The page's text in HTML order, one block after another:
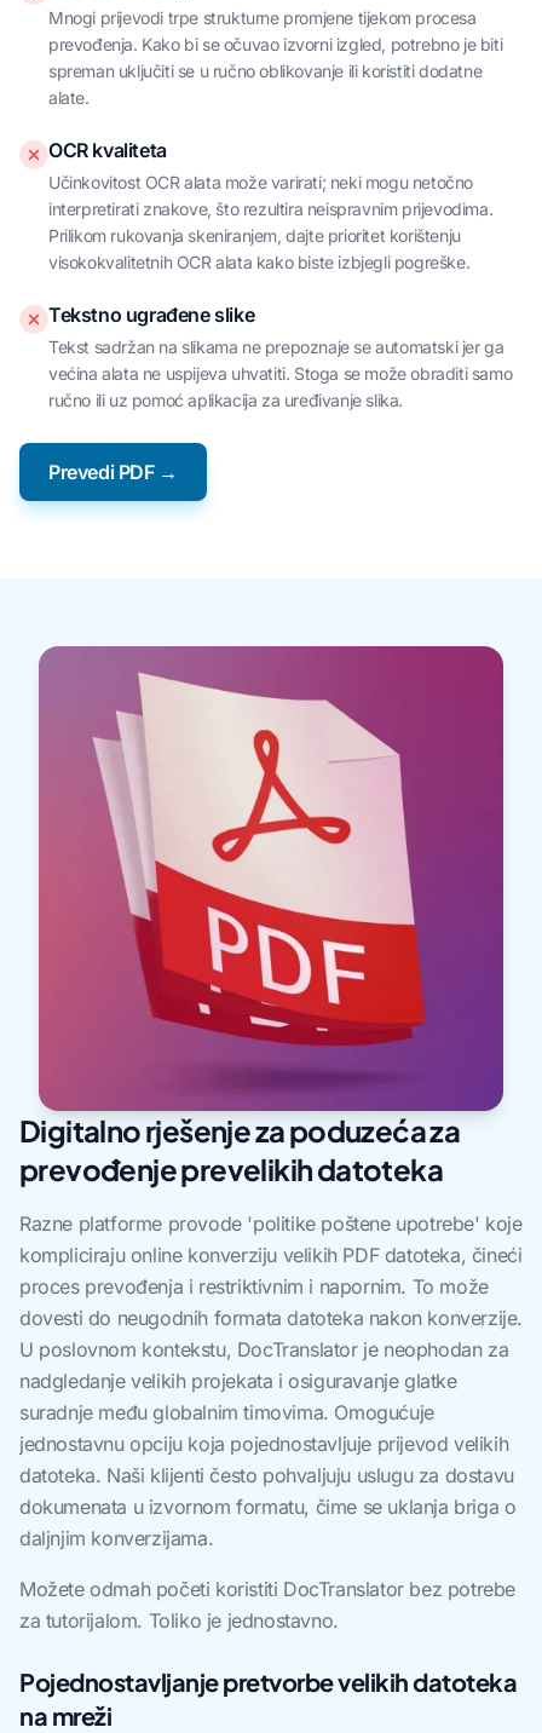
Mnogi prijevodi trpe strukturne promjene tijekom procesa
prevođenja. Kako bi se očuvao izvorni izgled, potrebno je biti
spreman uključiti se u ručno oblikovanje ili koristiti dodatne
alate.
OCR kvaliteta
Učinkovitost OCR alata može varirati; neki mogu netočno
interpretirati znakove, što rezultira neispravnim prijevodima.
Prilikom rukovanja skeniranjem, dajte prioritet korištenju
visokokvalitetnih OCR alata kako biste izbjegli pogreške.
Tekstno ugrađene slike
Tekst sadržan na slikama ne prepoznaje se automatski jer ga
većina alata ne uspijeva uhvatiti. Stoga se može obraditi samo
ručno ili uz pomoć aplikacija za uređivanje slika.
Prevedi PDF →
Digitalno rješenje za poduzeća za
prevođenje prevelikih datoteka
Razne platforme provode 'politike poštene upotrebe' koje
kompliciraju online konverziju velikih PDF datoteka, čineći
proces prevođenja i restriktivnim i napornim. To može
dovesti do neugodnih formata datoteka nakon konverzije.
U poslovnom kontekstu, DocTranslator je neophodan za
nadgledanje velikih projekata i osiguravanje glatke
suradnje među globalnim timovima. Omogućuje
jednostavnu opciju koja pojednostavljuje prijevod velikih
datoteka. Naši klijenti često pohvaljuju uslugu za dostavu
dokumenata u izvornom formatu, čime se uklanja briga o
daljnjim konverzijama.
Možete odmah početi koristiti DocTranslator bez potrebe
za tutorijalom. Toliko je jednostavno.
Pojednostavljanje pretvorbe velikih datoteka
na mreži